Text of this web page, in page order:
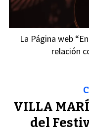
La Página web
relación
VILLA
del